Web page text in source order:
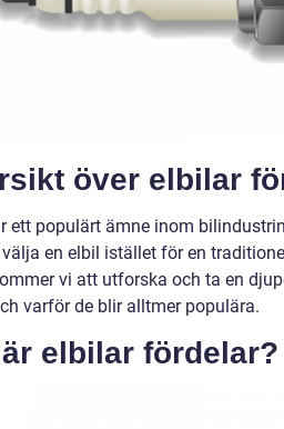
över elbilar
ett populärt ämne inom
en elbil istället för en
vi att utforska och ta en
varför de blir alltmer populära.
elbilar fördelar?